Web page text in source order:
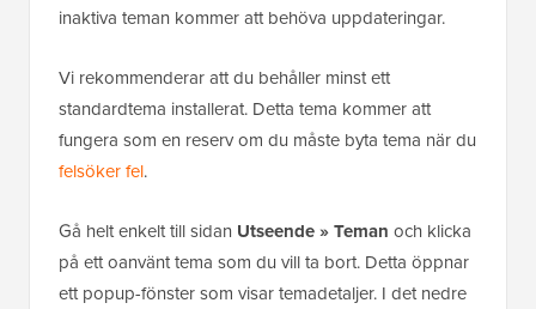
inaktiva teman kommer att behöva uppdateringar.
Vi rekommenderar att du behåller minst ett
standardtema installerat. Detta tema kommer att
fungera som en reserv om du måste byta tema när du
felsöker fel.
Gå helt enkelt till sidan Utseende » Teman och klicka
på ett oanvänt tema som du vill ta bort. Detta öppnar
ett popup-fönster som visar temadetaljer. I det nedre